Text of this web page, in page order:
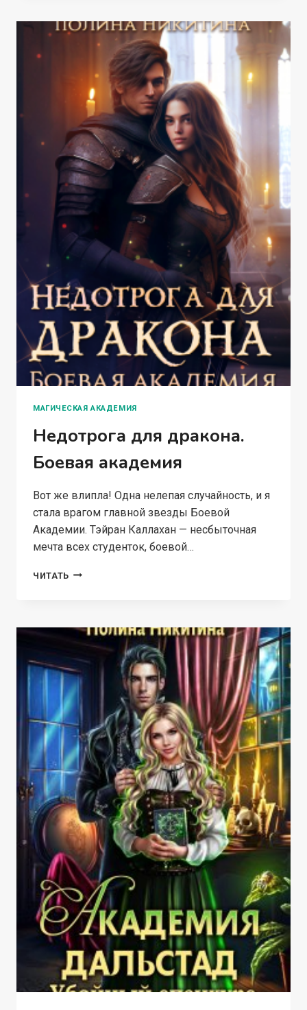
МАГИЧЕСКАЯ АКАДЕМИЯ
Недотрога для дракона.
Боевая академия
Вот же влипла! Одна нелепая случайность, и я
стала врагом главной звезды Боевой
Академии. Тэйран Каллахан — несбыточная
мечта всех студенток, боевой…
ЧИТАТЬ НЕДОТРОГА
АКАДЕМИЯ